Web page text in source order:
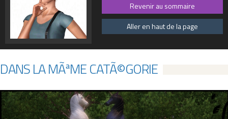
Revenir au sommaire
Aller en haut de la page
DANS LA MÃªME CATÃ©GORIE